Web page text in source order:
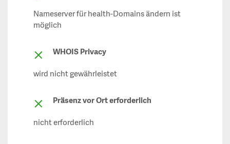
Nameserver für health-Domains ändern ist
möglich
WHOIS Privacy
wird nicht gewährleistet
Präsenz vor Ort erforderlich
nicht erforderlich